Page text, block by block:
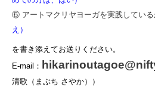
⑥ アートマクリヤヨーガを実践している
え）
を書き添えてお送りください。
E-mail：
清歌（まぶち さやか））